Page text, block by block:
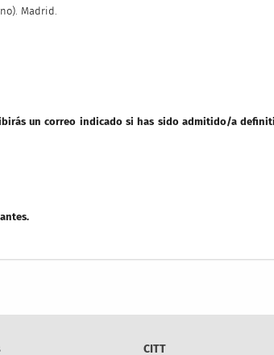
Madrid.
un correo indicado si has sido admitido/a
CITT